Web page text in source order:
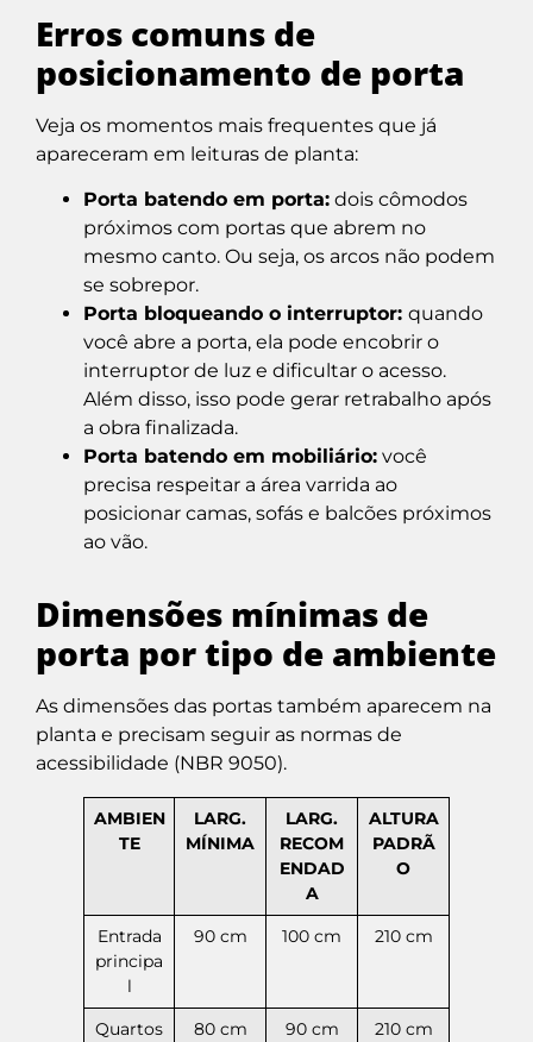
Erros comuns de
posicionamento de porta
Veja os momentos mais frequentes que já
apareceram em leituras de planta:
Porta batendo em porta: dois cômodos
próximos com portas que abrem no
mesmo canto. Ou seja, os arcos não podem
se sobrepor.
Porta bloqueando o interruptor: quando
você abre a porta, ela pode encobrir o
interruptor de luz e dificultar o acesso.
Além disso, isso pode gerar retrabalho após
a obra finalizada.
Porta batendo em mobiliário: você
precisa respeitar a área varrida ao
posicionar camas, sofás e balcões próximos
ao vão.
Dimensões mínimas de
porta por tipo de ambiente
As dimensões das portas também aparecem na
planta e precisam seguir as normas de
acessibilidade (NBR 9050).
AMBIEN
TE
LARG.
MÍNIMA
LARG.
RECOM
ENDAD
A
ALTURA
PADRÃ
O
Entrada
principa
l
90 cm 100 cm 210 cm
Quartos
80 cm 90 cm 210 cm